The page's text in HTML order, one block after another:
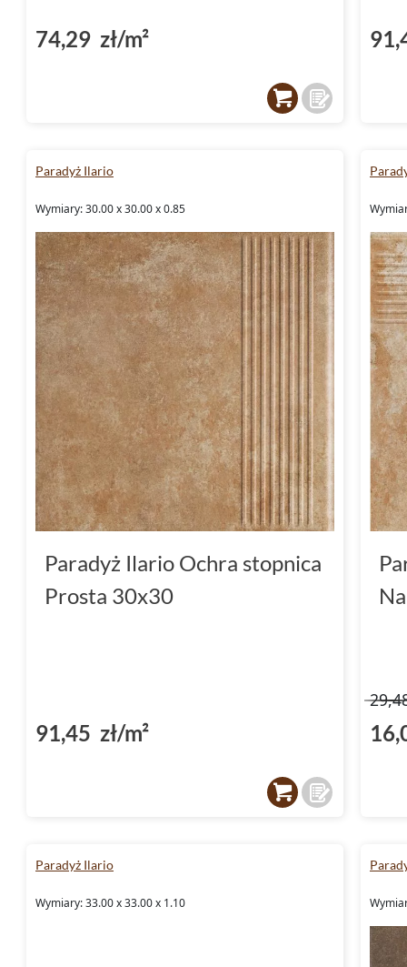
74,29 zł/m²
Paradyż Ilario
Wymiary: 30.00 x 30.00 x 0.85
Paradyż Ilario Ochra stopnica
Prosta 30x30
91,45 zł/m²
Paradyż Ilario
Wymiary: 33.00 x 33.00 x 1.10